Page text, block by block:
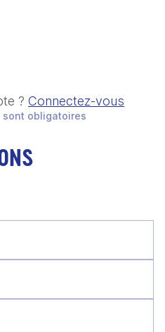
? Connectez-vous
sont obligatoires